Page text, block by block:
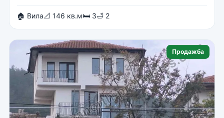
🏠 Вила📐 146 кв.м🛏 3🛁 2
Продажба